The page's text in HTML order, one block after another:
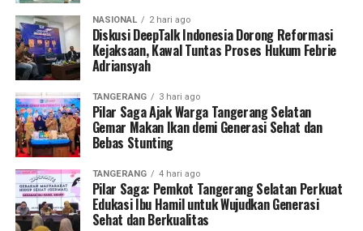
NASIONAL 2 hari ago
Diskusi DeepTalk Indonesia Dorong Reformasi
Kejaksaan, Kawal Tuntas Proses Hukum Febrie
Adriansyah
TANGERANG 3 hari ago
Pilar Saga Ajak Warga Tangerang Selatan
Gemar Makan Ikan demi Generasi Sehat dan
Bebas Stunting
TANGERANG 4 hari ago
Pilar Saga: Pemkot Tangerang Selatan Perkuat
Edukasi Ibu Hamil untuk Wujudkan Generasi
Sehat dan Berkualitas